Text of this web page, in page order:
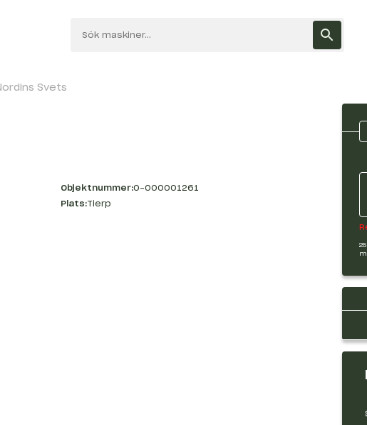
Svets
Objektnummer:O-000001261
Plats:Tierp